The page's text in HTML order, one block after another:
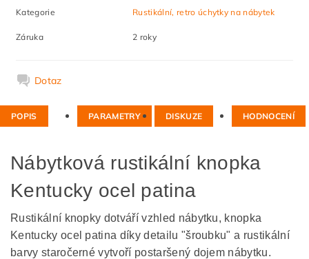
Kategorie Rustikální, retro úchytky na nábytek
Záruka 2 roky
Dotaz
POPIS PARAMETRY DISKUZE HODNOCENÍ
Nábytková rustikální knopka
Kentucky ocel patina
Rustikální knopky dotváří vzhled nábytku, knopka
Kentucky ocel patina díky detailu "šroubku" a rustikální
barvy staročerné vytvoří postaršený dojem nábytku.